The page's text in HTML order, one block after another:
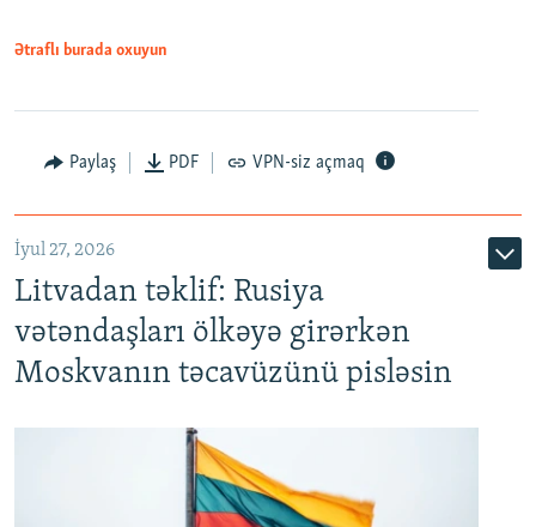
Ətraflı burada oxuyun
Paylaş PDF VPN-siz açmaq
İyul 27, 2026
Litvadan təklif: Rusiya
vətəndaşları ölkəyə girərkən
Moskvanın təcavüzünü pisləsin